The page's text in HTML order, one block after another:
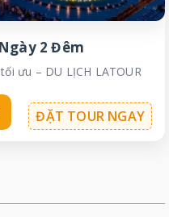
2 Đêm
ưu – DU LỊCH LATOUR
ĐẶT TOUR NGAY